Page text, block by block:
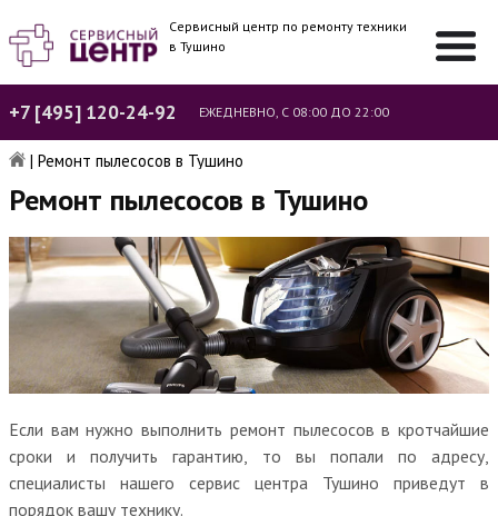
Сервисный центр по ремонту техники
в Тушино
+7 [495] 120-24-92 ЕЖЕДНЕВНО, С 08:00 ДО 22:00
| Ремонт пылесосов в Тушино
Ремонт пылесосов в Тушино
Если вам нужно выполнить ремонт пылесосов в кротчайшие
сроки и получить гарантию, то вы попали по адресу,
специалисты нашего сервис центра Тушино приведут в
порядок вашу технику.